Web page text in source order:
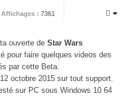
Affichages : 7361
ouverte de Star Wars
pour faire quelques videos des
par cette Beta.
octobre 2015 sur tout support.
sur PC sous Windows 10 64